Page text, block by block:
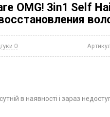
OMG! 3in1 Self
0
в наявності і зараз